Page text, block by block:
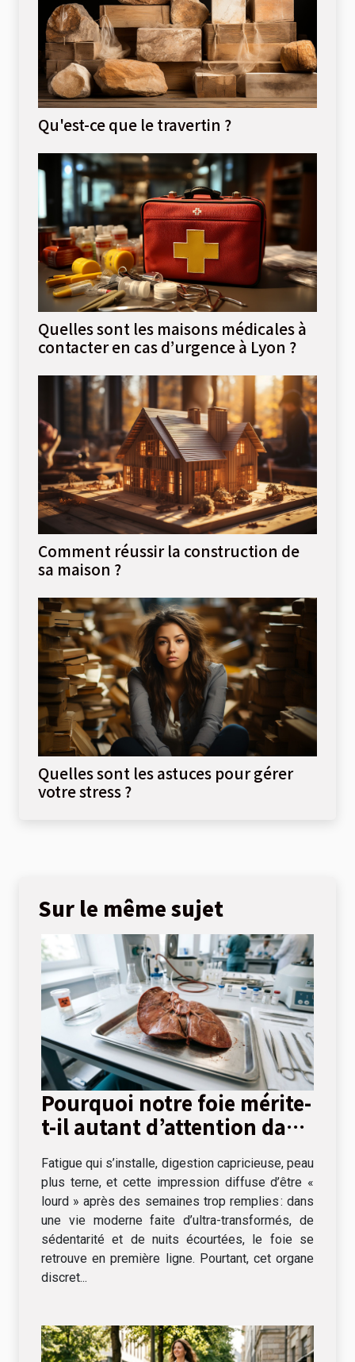
Qu'est-ce que le travertin ?
Quelles sont les maisons médicales à
contacter en cas d’urgence à Lyon ?
Comment réussir la construction de
sa maison ?
Quelles sont les astuces pour gérer
votre stress ?
Sur le même sujet
Pourquoi notre foie mérite-
t-il autant d’attention dans
Fatigue qui s’installe, digestion capricieuse, peau
plus terne, et cette impression diffuse d’être «
lourd » après des semaines trop remplies : dans
une vie moderne faite d’ultra-transformés, de
sédentarité et de nuits écourtées, le foie se
retrouve en première ligne. Pourtant, cet organe
discret...